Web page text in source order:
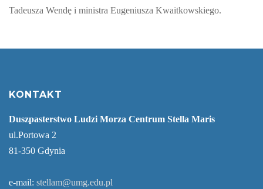
Tadeusza Wendę i ministra Eugeniusza Kwaitkowskiego.
KONTAKT
Duszpasterstwo Ludzi Morza Centrum Stella Maris
ul.Portowa 2
81-350 Gdynia
e-mail: stellam@umg.edu.pl